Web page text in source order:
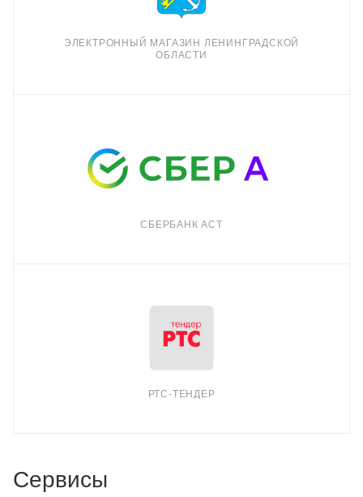
ЭЛЕКТРОННЫЙ МАГАЗИН ЛЕНИНГРАДСКОЙ
ОБЛАСТИ
СБЕРБАНК АСТ
РТС-ТЕНДЕР
Сервисы